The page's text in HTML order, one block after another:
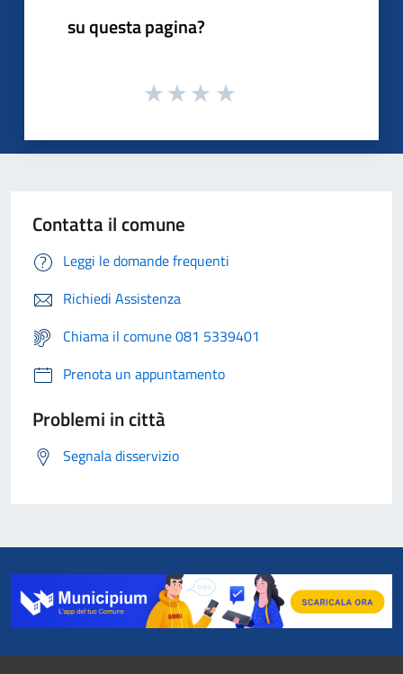
su questa pagina?
Contatta il comune
Leggi le domande frequenti
Richiedi Assistenza
Chiama il comune 081 5339401
Prenota un appuntamento
Problemi in città
Segnala disservizio